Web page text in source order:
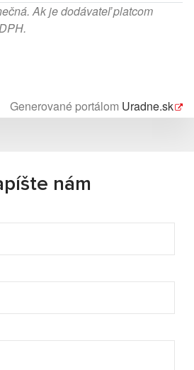
Ak je dodávateľ platcom
Generované portálom Uradne.sk
nám